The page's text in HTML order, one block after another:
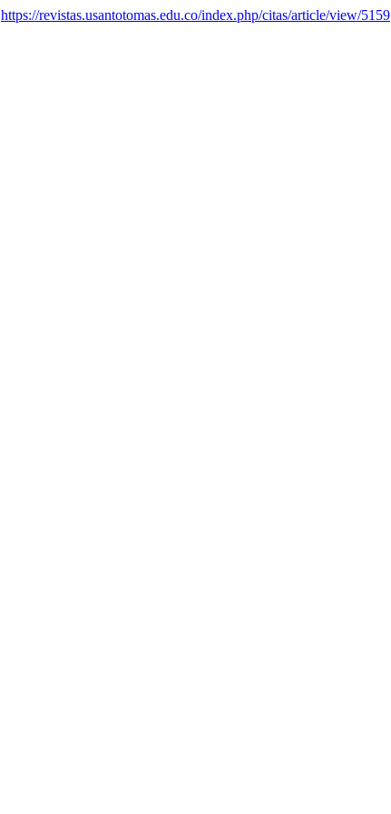
https://revistas.usantotomas.edu.co/index.php/citas/article/view/5159